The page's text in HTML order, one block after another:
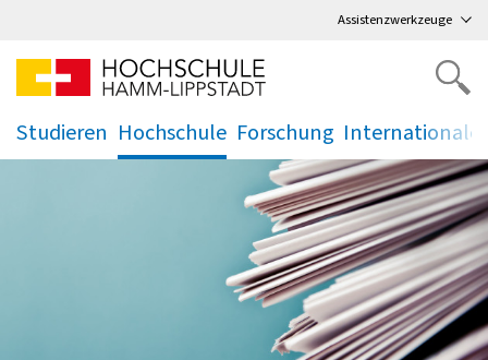
Assistenzwerkzeuge
Studieren
.
Hochschule
.
Forschung
. .